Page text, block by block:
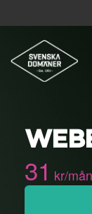
31 kr/mån